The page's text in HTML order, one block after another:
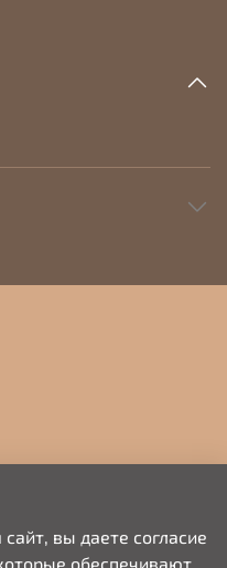
вы даете согласие
обеспечивают